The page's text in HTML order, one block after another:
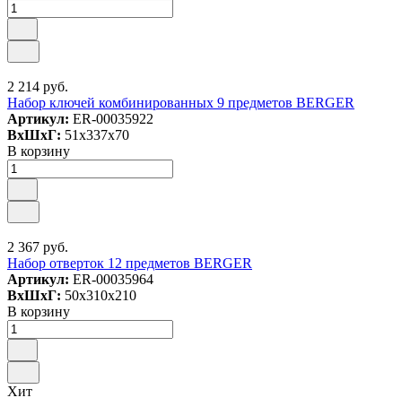
2 214 руб.
Набор ключей комбинированных 9 предметов BERGER
Артикул: ER-00035922
ВxШxГ: 51x337x70
В корзину
2 367 руб.
Набор отверток 12 предметов BERGER
Артикул: ER-00035964
ВxШxГ: 50x310x210
В корзину
Хит